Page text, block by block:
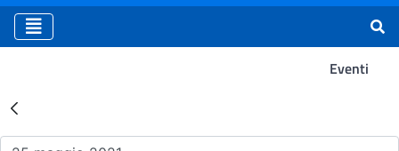
Eventi
Risultati della Ricerca -